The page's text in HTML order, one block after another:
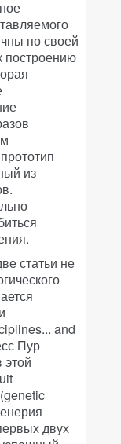
по своей
построению
из
статьи не
and
Пур
двух